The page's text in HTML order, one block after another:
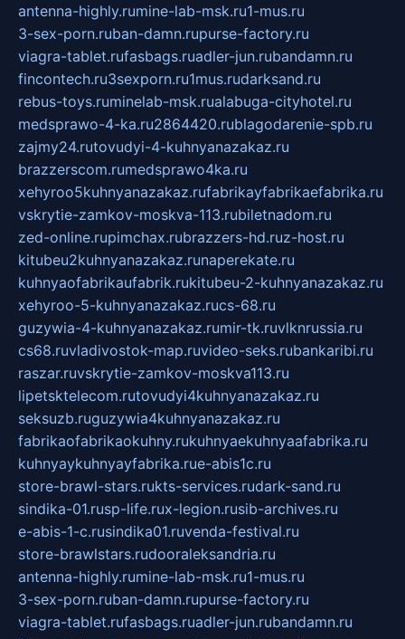
antenna-highly.rumine-lab-msk.ru1-mus.ru
3-sex-porn.ruban-damn.rupurse-factory.ru
viagra-tablet.rufasbags.ruadler-jun.rubandamn.ru
fincontech.ru3sexporn.ru1mus.rudarksand.ru
rebus-toys.ruminelab-msk.rualabuga-cityhotel.ru
medsprawo-4-ka.ru2864420.rublagodarenie-spb.ru
zajmy24.rutovudyi-4-kuhnyanazakaz.ru
brazzerscom.rumedsprawo4ka.ru
xehyroo5kuhnyanazakaz.rufabrikayfabrikaefabrika.ru
vskrytie-zamkov-moskva-113.rubiletnadom.ru
zed-online.rupimchax.rubrazzers-hd.ruz-host.ru
kitubeu2kuhnyanazakaz.runaperekate.ru
kuhnyaofabrikaufabrik.rukitubeu-2-kuhnyanazakaz.ru
xehyroo-5-kuhnyanazakaz.rucs-68.ru
guzywia-4-kuhnyanazakaz.rumir-tk.ruvlknrussia.ru
cs68.ruvladivostok-map.ruvideo-seks.rubankaribi.ru
raszar.ruvskrytie-zamkov-moskva113.ru
lipetsktelecom.rutovudyi4kuhnyanazakaz.ru
seksuzb.ruguzywia4kuhnyanazakaz.ru
fabrikaofabrikaokuhny.rukuhnyaekuhnyaafabrika.ru
kuhnyaykuhnyayfabrika.rue-abis1c.ru
store-brawl-stars.rukts-services.rudark-sand.ru
sindika-01.rusp-life.rux-legion.rusib-archives.ru
e-abis-1-c.rusindika01.ruvenda-festival.ru
store-brawlstars.rudooraleksandria.ru
antenna-highly.rumine-lab-msk.ru1-mus.ru
3-sex-porn.ruban-damn.rupurse-factory.ru
viagra-tablet.rufasbags.ruadler-jun.rubandamn.ru